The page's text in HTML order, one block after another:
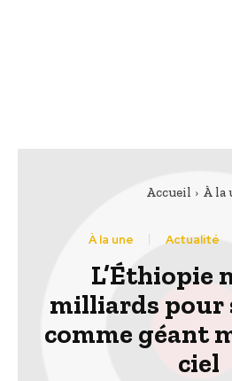
Accueil À la
À la une Actualité
L’Éthiopie
milliards pour
comme géant
ciel